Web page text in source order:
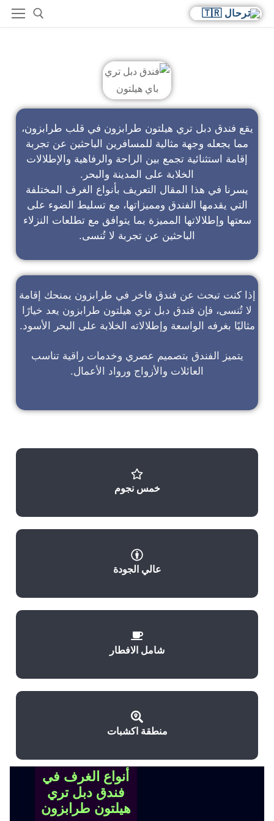
يقع فندق دبل تري هيلتون طرابزون في قلب طرابزون،
مما يجعله وجهة مثالية للمسافرين الباحثين عن تجربة
إقامة استثنائية تجمع بين الراحة والرفاهية والإطلالات
الخلابة على المدينة والبحر.
يسرنا في هذا المقال التعريف بأنواع الغرف المختلفة
التي يقدمها الفندق ومميزاتها، مع تسليط الضوء على
سعتها وإطلالاتها المميزة بما يتوافق مع تطلعات النزلاء
الباحثين عن تجربة لا تُنسى.
إذا كنت تبحث عن فندق فاخر في طرابزون يمنحك إقامة
لا تُنسى، فإن فندق دبل تري هيلتون طرابزون يعد خيارًا
مثاليًا بغرفه الواسعة وإطلالاته الخلابة على البحر الأسود.
يتميز الفندق بتصميم عصري وخدمات راقية تناسب
العائلات والأزواج ورواد الأعمال.
خمس نجوم
عالي الجودة
شامل الافطار
منطقة اكشبات
أنواع الغرف في
فندق دبل تري
هيلتون طرابزون